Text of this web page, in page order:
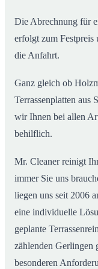
Die Abrechnung für
erfolgt zum
die Anfahrt.
Ganz gleich ob
Terrassenplatten aus
wir Ihnen bei allen
behilflich.
Mr. Cleaner reinigt
immer Sie uns
liegen uns seit 2006
eine individuelle
geplante
zählenden Gerlingen
besonderen